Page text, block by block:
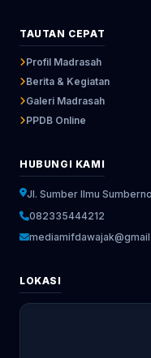
TAUTAN CEPAT
Profil Madrasah
Berita & Kegiatan
Galeri Madrasah
PPDB Online
HUBUNGI KAMI
Jl. Sumber Ilmu
082335444212
LOKASI